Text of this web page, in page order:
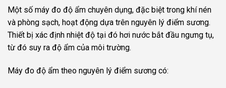
Một số máy đo độ ẩm chuyên dụng, đặc biệt trong khí nén
và phòng sạch, hoạt động dựa trên nguyên lý điểm sương.
Thiết bị xác định nhiệt độ tại đó hơi nước bắt đầu ngưng tụ,
từ đó suy ra độ ẩm của môi trường.
Máy đo độ ẩm theo nguyên lý điểm sương có: